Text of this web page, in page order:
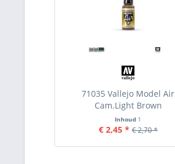
71035 Vallejo Model Air
Cam.Light Brown
Inhoud 1
€ 2,45 * € 2,70 *